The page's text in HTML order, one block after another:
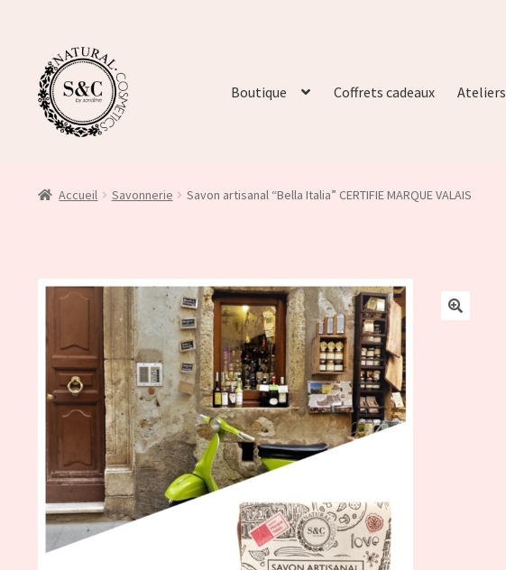
Boutique Coffrets cadeaux Ateliers
Accueil Savonnerie Savon artisanal “Bella Italia” CERTIFIE MARQUE VALAIS